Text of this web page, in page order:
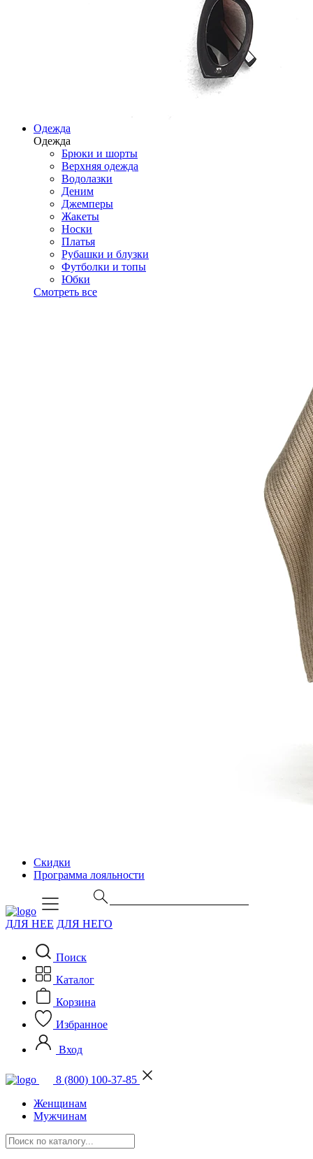
Одежда
Одежда
Брюки и шорты
Верхняя одежда
Водолазки
Деним
Джемперы
Жакеты
Носки
Платья
Рубашки и блузки
Футболки и топы
Юбки
Смотреть все
Скидки
Программа лояльности
ДЛЯ НЕЕ ДЛЯ НЕГО
Поиск
Каталог
Корзина
Избранное
Вход
8 (800) 100-37-85
Женщинам
Мужчинам